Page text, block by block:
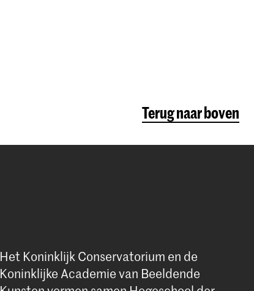
Terug naar boven
Het Koninklijk Conservatorium en de
Koninklijke Academie van Beeldende